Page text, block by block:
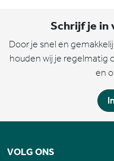
Schrijf je in
Door je snel en
houden wij je regelmatig
en
VOLG ONS